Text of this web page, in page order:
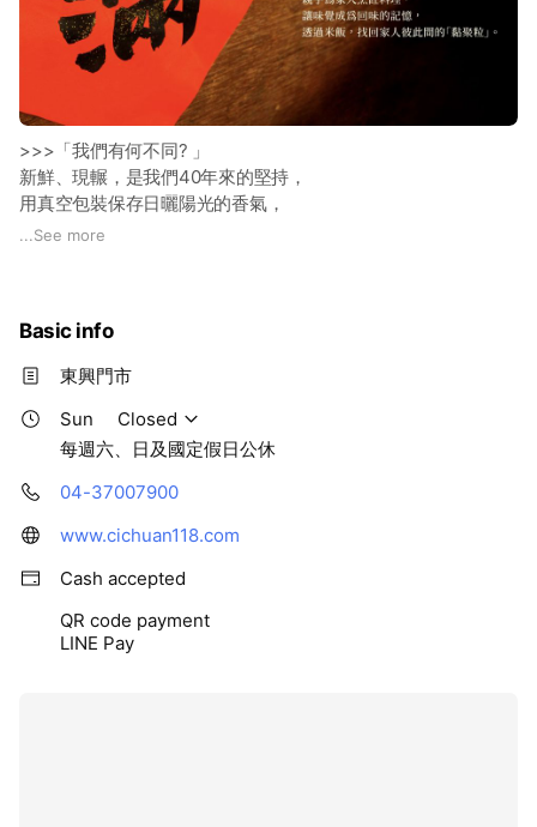
>>>「我們有何不同? 」
新鮮、現輾，是我們40年來的堅持，
用真空包裝保存日曬陽光的香氣，
讓你的每一口，都是剛採收的稻香滋味。
—————————————————————————
>>>「我們提供什麼商品?」
全台不同產區的多樣米類，包含各品種白米、糙米、糯米等，
我們將米類以用途做區分，讓你一目了然，了解自己需要什麼樣
寶粥，
提供給您多樣化的新鮮雜糧食材，不必再擔心不知道去何處購
—————————————————————————
...See more
Basic info
東興門市
Sun
Closed
每週六、日及國定假日公休
04-37007900
www.cichuan118.com
Cash accepted
QR code payment
LINE Pay